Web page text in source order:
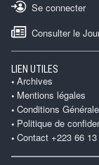
Se connecter
Consulter le
LIEN UTILES
Archives
Mentions légales
Conditions
Politique de
Contact +223 66